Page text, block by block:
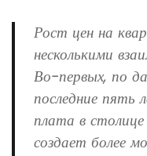
Рост цен на
несколькими
Во-первых, по
последние пять
плата в столице
создает более